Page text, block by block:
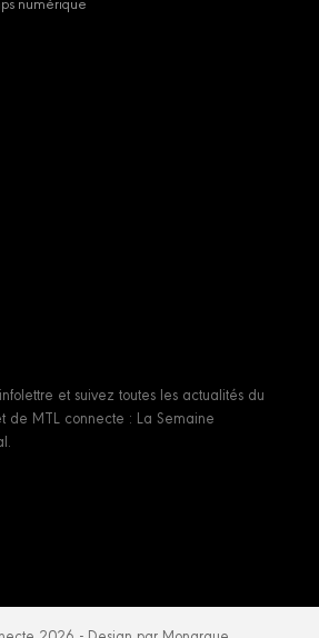
et suivez toutes les actualités du
de MTL connecte : La Semaine